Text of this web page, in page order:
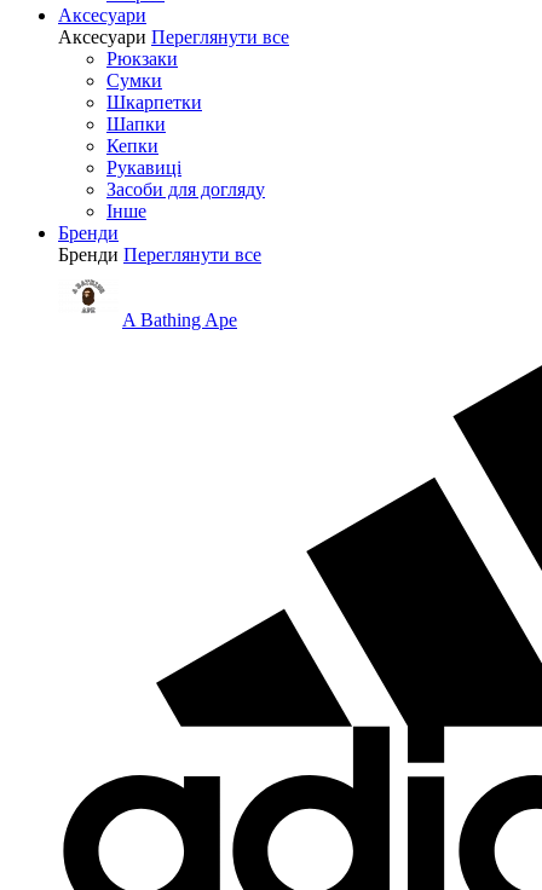
Аксесуари
Аксесуари Переглянути все
Рюкзаки
Сумки
Шкарпетки
Шапки
Кепки
Рукавиці
Засоби для догляду
Інше
Бренди
Бренди Переглянути все
A Bathing Ape